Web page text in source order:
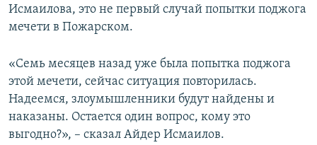
Исмаилова, это не первый случай попытки поджога
мечети в Пожарском.
«Семь месяцев назад уже была попытка поджога
этой мечети, сейчас ситуация повторилась.
Надеемся, злоумышленники будут найдены и
наказаны. Остается один вопрос, кому это
выгодно?», – сказал Айдер Исмаилов.